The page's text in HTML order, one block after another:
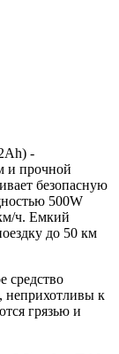
-
и прочной
безопасную
500W
ч. Емкий
до 50 км
средство
неприхотливы к
грязью и